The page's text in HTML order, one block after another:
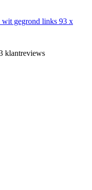
gegrond links 93 x
klantreviews